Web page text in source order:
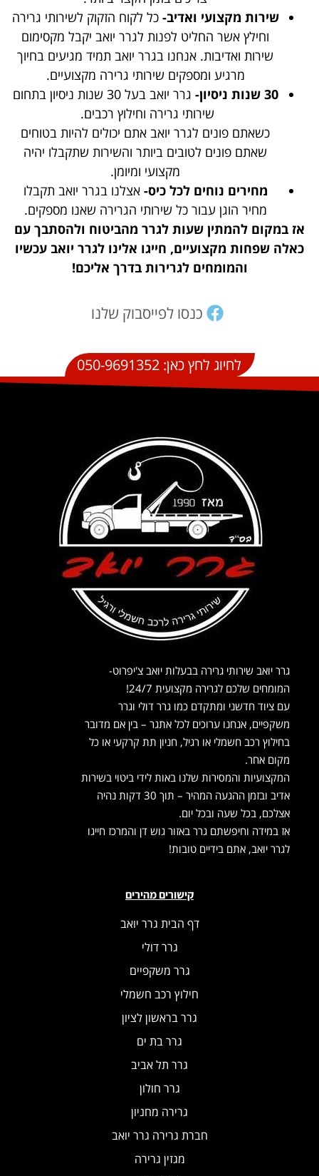
שירות מקצועי ואדיב- כל לקוח הזקוק לשירותי גרירה
וחילץ אשר החליט לפנות לגרר יואב יקבל מקסימום
שירות ואדיבות. אנחנו בגרר יואב תמיד מגיעים בחיוך
מרגיע ומספקים שירותי גרירה מקצועיים.
30 שנות ניסיון-
גרר יואב בעל 30 שנות ניסיון בתחום
שירותי גרירה וחילוץ רכבים.
כשאתם פונים לגרר יואב אתם יכולים להיות בטוחים
שאתם פונים לטובים ביותר והשירות שתקבלו יהיה
מקצועי ומיומן.
מחירים נוחים לכל כיס-אצלנו בגרר יואב תקבלו
מחיר הוגן עבור כל שירותי הגרירה שאנו מספקים.
אז במקום להמתין שעות לגרר מהביטוח ולהסתבך עם
כאלה שפחות מקצועיים, חייגו אלינו לגרר יואב עכשיו
והמומחים לגרירות בדרך אליכם!
כנסו לפייסבוק שלנו
לחיוג לחץ כאן: 050-9691352
גרר יואב שירותי גרירה בבעלות יואב צ'יפרוט-
המומחים שלכם לגרירה מקצועית 24/7!
עם ציוד חדשני ומתקדם כמו גרר דולי וגרר
משקפיים, אנחנו ערוכים לכל אתגר – בין אם מדובר
בחילוץ רכב חשמלי או רגיל, חניון תת קרקעי או כל
מקום אחר.
המקצועיות והמסירות שלנו באות לידי ביטוי בשירות
אדיב ובזמן ההגעה המהיר – תוך 30 דקות נהיה
אצלכם, בכל שעה ובכל יום.
אז במידה וחיפשתם גרר באזור גוש דן והמרכז חייגו
לגרר יואב, אתם בידיים טובות!
קישורים מהירים
דף הבית גרר יואב
גרר דולי
גרר משקפיים
חילוץ רכב חשמלי
גרר בראשון לציון
גרר בת ים
גרר תל אביב
גרר חולון
גרירה מחניון
חברת גרירה גרר יואב
מגזין גרירה